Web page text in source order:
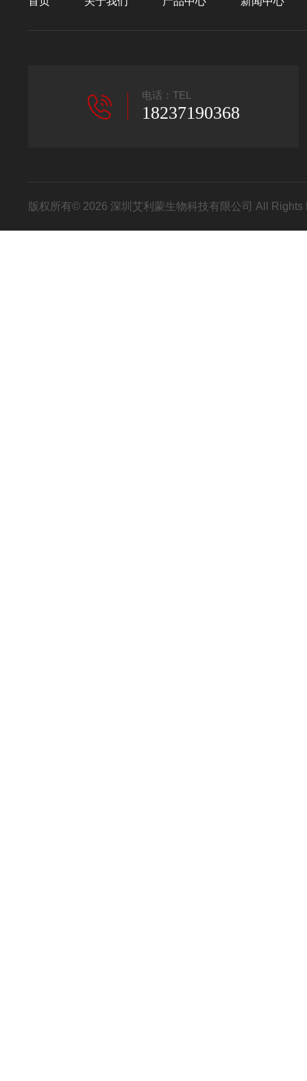
电话：TEL
18237190368
版权所有© 2026 深圳艾利蒙生物科技有限公司 All